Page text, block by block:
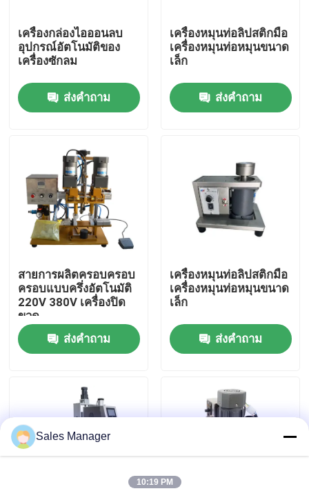
วิดีโอ
เกี่ยวกับเรา
ทัวร์โรงงาน
ควบคุมคุณภาพ
ขออ้าง
สายการผลิตลิปสติก
เครื่องเติมสีฝีปากอัตโนมัติ
เครื่องกล่องไอออนลบ
อุปกรณ์อัตโนมัติของ
เครื่องซักลม
ส่งคำถาม
เครื่องหมุนท่อลิปสติกมือ
เครื่องหมุนท่อหมุนขนาด
เล็ก
ส่งคำถาม
สายการผลิตครอบครอบ
ครอบแบบครึ่งอัตโนมัติ
220V 380V เครื่องปิด
ขวด
ส่งคำถาม
เครื่องหมุนท่อลิปสติกมือ
เครื่องหมุนท่อหมุนขนาด
เล็ก
ส่งคำถาม
Sales Manager
10:19 PM